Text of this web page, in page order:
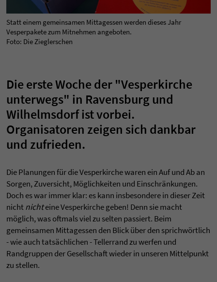
Statt einem gemeinsamen Mittagessen werden dieses Jahr
Vesperpakete zum Mitnehmen angeboten.
Foto: Die Zieglerschen
Die erste Woche der "Vesperkirche
unterwegs" in Ravensburg und
Wilhelmsdorf ist vorbei.
Organisatoren zeigen sich dankbar
und zufrieden.
Die Planungen für die Vesperkirche waren ein Auf und Ab an
Sorgen, Zuversicht, Möglichkeiten und Einschränkungen.
Doch es war immer klar: es kann insbesondere in dieser Zeit
nichtnichteine Vesperkirche geben! Denn sie macht
möglich, was oftmals viel zu selten passiert. Beim
gemeinsamen Mittagessen den Blick über den sprichwörtlich
- wie auch tatsächlichen - Tellerrand zu werfen und
Randgruppen der Gesellschaft wieder in unseren Mittelpunkt
zu stellen.